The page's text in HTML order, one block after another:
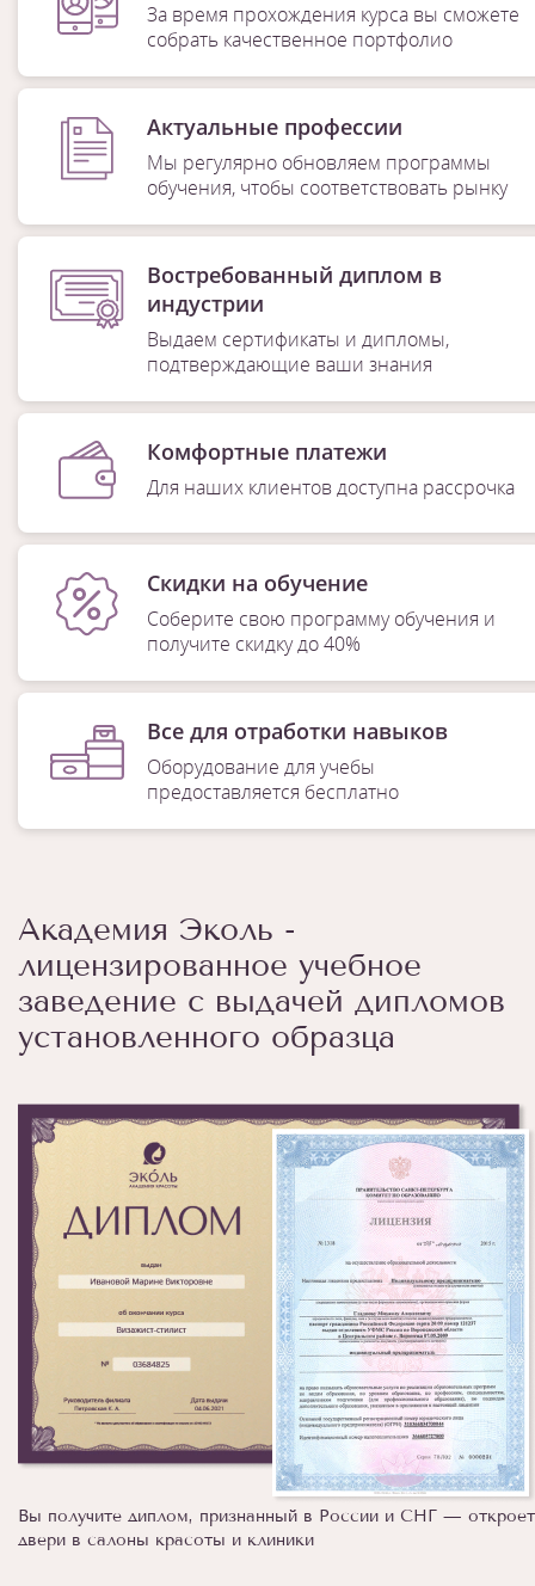
За время прохождения курса вы сможете
собрать качественное портфолио
Актуальные профессии
Мы регулярно обновляем программы
обучения, чтобы соответствовать рынку
Востребованный диплом в
индустрии
Выдаем сертификаты и дипломы,
подтверждающие ваши знания
Комфортные платежи
Для наших клиентов доступна рассрочка
Скидки на обучение
Соберите свою программу обучения и
получите скидку до 40%
Все для отработки навыков
Оборудование для учебы
предоставляется бесплатно
Академия Эколь -
лицензированное учебное
заведение с выдачей дипломов
установленного образца
Вы получите диплом, признанный в России и СНГ — откроет
двери в салоны красоты и клиники